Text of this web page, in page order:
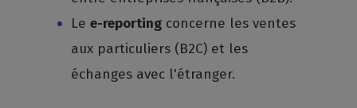
Lee-reporting concerne les ventes
aux particuliers (B2C) et les
échanges avec l'étranger.